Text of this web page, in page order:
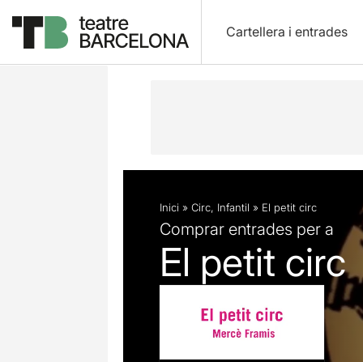
Cartellera i entrades
Descripció Fitxa artística Fotos i
Inici » Circ, Infantil » El petit circ
Comprar entrades per a
El petit circ